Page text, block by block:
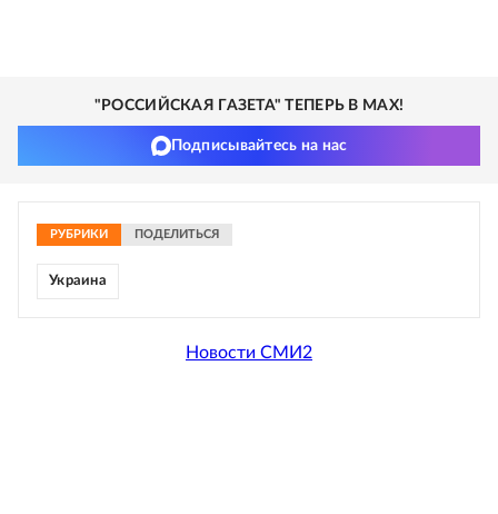
"РОССИЙСКАЯ ГАЗЕТА" ТЕПЕРЬ В MAX!
Подписывайтесь на нас
РУБРИКИ ПОДЕЛИТЬСЯ
Украина
Новости СМИ2